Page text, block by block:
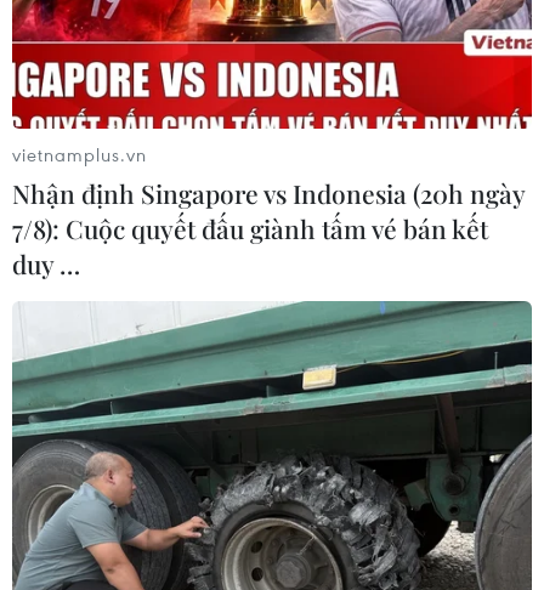
Giám đốc IAEA thăm Iran, tháo gỡ bế tắc
về thanh sát cơ sở hạt nhân
21/02/2021 00:23
Trước đó, ngày 16/2, Tổng Giám đốc IAEA Grossi đã đề
nghị đến Iran “để tìm kiếm một giải pháp được cả hai
bên nhất trí” giúp IAEA có thể tiếp tục công tác thanh sát
cần thiết.
vietnamplus.vn
Nhận định Singapore vs Indonesia (20h ngày
7/8): Cuộc quyết đấu giành tấm vé bán kết
duy …